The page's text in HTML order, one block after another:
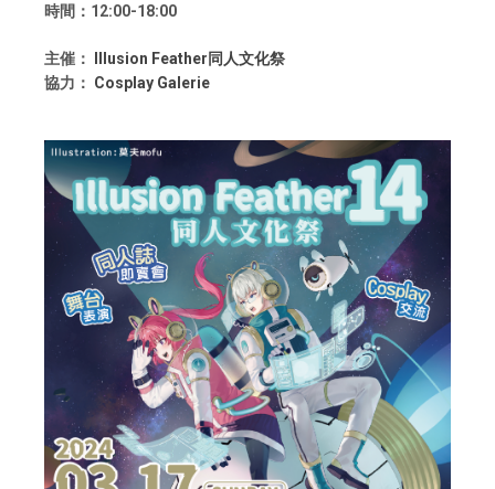
時間：12:00-18:00
主催：
Illusion Feather同人文化祭
協力： Cosplay Galerie